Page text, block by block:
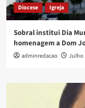
Diocese Igreja
Sobral institui Dia
homenagem a Dom
adminredacao Julho